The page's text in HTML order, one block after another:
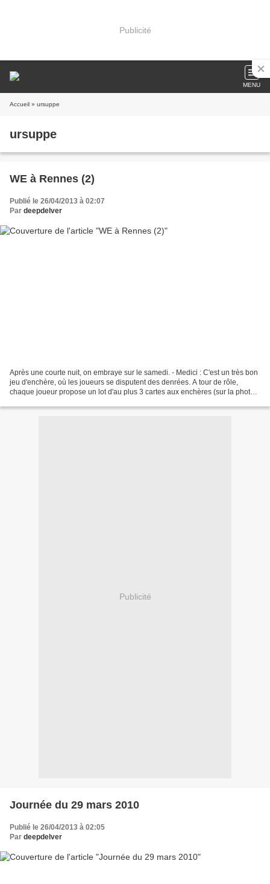
Publicité
MENU
Accueil » ursuppe
ursuppe
WE à Rennes (2)
Publié le 26/04/2013 à 02:07
Par deepdelver
Après une courte nuit, on embraye sur le samedi. - Medici : C'est un très bon
jeu d'enchère, où les joueurs se disputent des denrées. A tour de rôle,
chaque joueur propose un lot d'au plus 3 cartes aux enchères (sur la photo,
Publicité
Journée du 29 mars 2010
Publié le 26/04/2013 à 02:05
Par deepdelver